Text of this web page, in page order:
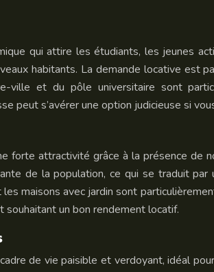
qui attire les étudiants, les jeunes
habitants. La demande locative
ville et du pôle universitaire sont
peut s’avérer une option judicieuse si
forte attractivité grâce à la présence de
de la population, ce qui se traduit
maisons avec jardin sont
un bon rendement locatif.
de vie paisible et verdoyant, idéal